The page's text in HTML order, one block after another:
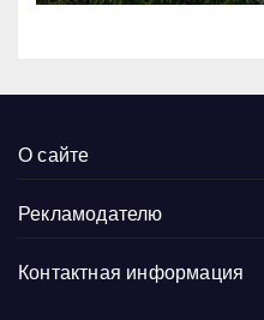
О сайте
Рекламодателю
Контактная информация